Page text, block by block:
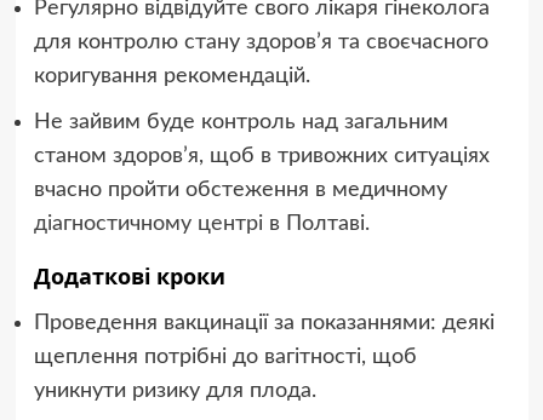
Регулярно відвідуйте свого лікаря гінеколога
для контролю стану здоров’я та своєчасного
коригування рекомендацій.
Не зайвим буде контроль над загальним
станом здоров’я, щоб в тривожних ситуаціях
вчасно пройти обстеження в медичному
діагностичному центрів Полтаві.
Додаткові кроки
Проведення вакцинації за показаннями: деякі
щеплення потрібні до вагітності, щоб
уникнути ризику для плода.